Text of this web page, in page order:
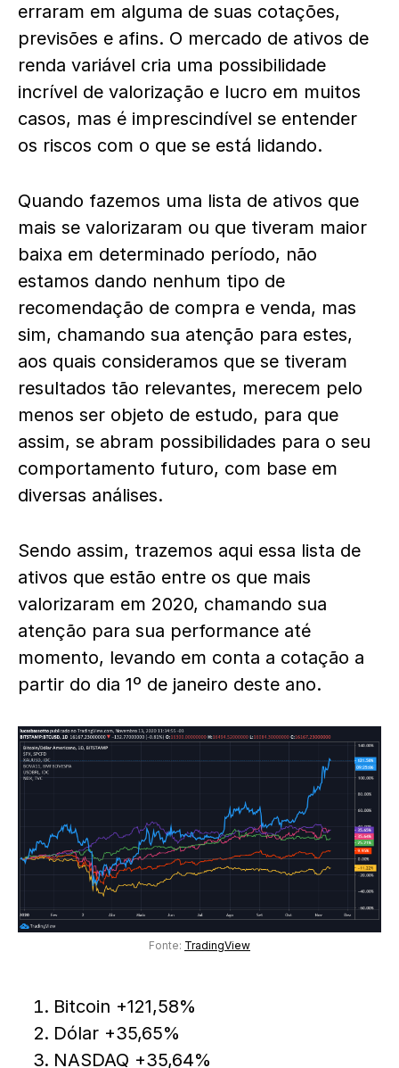
erraram em alguma de suas cotações,
previsões e afins. O mercado de ativos de
renda variável cria uma possibilidade
incrível de valorização e lucro em muitos
casos, mas é imprescindível se entender
os riscos com o que se está lidando.
Quando fazemos uma lista de ativos que
mais se valorizaram ou que tiveram maior
baixa em determinado período, não
estamos dando nenhum tipo de
recomendação de compra e venda, mas
sim, chamando sua atenção para estes,
aos quais consideramos que se tiveram
resultados tão relevantes, merecem pelo
menos ser objeto de estudo, para que
assim, se abram possibilidades para o seu
comportamento futuro, com base em
diversas análises.
Sendo assim, trazemos aqui essa lista de
ativos que estão entre os que mais
valorizaram em 2020, chamando sua
atenção para sua performance até
momento, levando em conta a cotação a
partir do dia 1º de janeiro deste ano.
Fonte: TradingView
Bitcoin +121,58%
Dólar +35,65%
NASDAQ +35,64%